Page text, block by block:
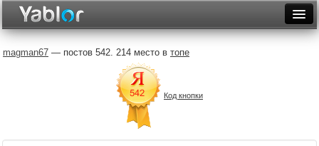
Неделя
Месяц
Рейтинги
magman67 — постов 542. 214 место в топе
Код кнопки